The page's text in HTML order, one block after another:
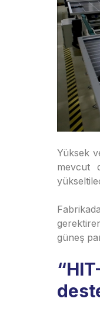
Yüksek
mevcut
güneş